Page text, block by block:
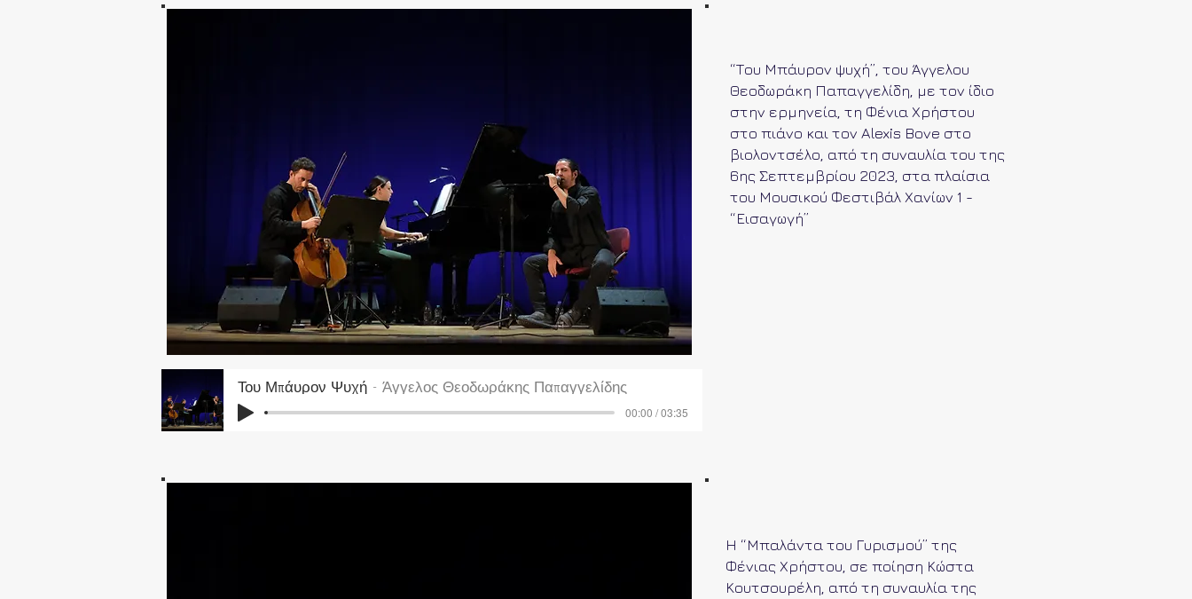
“Του Μπάυρον ψυχή”, του Άγγελου
Θεοδωράκη Παπαγγελίδη, με τον ίδιο
στην ερμηνεία, τη Φένια Χρήστου
στο πιάνο και τον Alexis Bove στο
βιολοντσέλο, από τη συναυλία του της
6ης Σεπτεμβρίου 2023, στα πλαίσια
του Μουσικού Φεστιβάλ Χανίων 1 -
“Εισαγωγή”
Του Μπάυρον Ψυχή Άγγελος Θεοδωράκης Παπαγγελίδης
00:00 / 03:35
Η “Μπαλάντα του Γυρισμού” της
Φένιας Χρήστου, σε ποίηση Κώστα
Κουτσουρέλη, από τη συναυλία της